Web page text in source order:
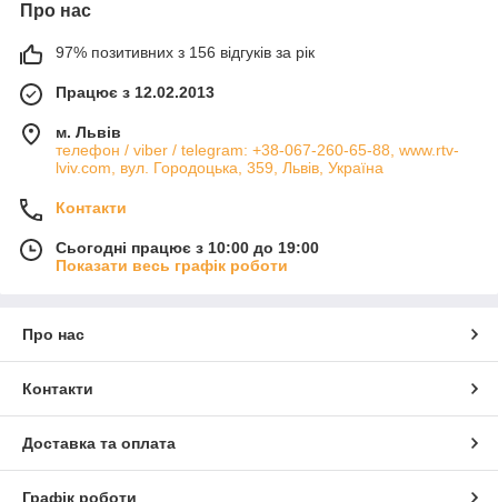
Про нас
97% позитивних з 156 відгуків за рік
Працює з 12.02.2013
м. Львів
телефон / viber / telegram: +38-067-260-65-88, www.rtv-
lviv.com, вул. Городоцька, 359, Львів, Україна
Контакти
Сьогодні працює з 10:00 до 19:00
Показати весь графік роботи
Про нас
Контакти
Доставка та оплата
Графік роботи